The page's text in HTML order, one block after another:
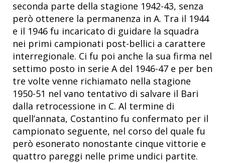
seconda parte della stagione 1942-43, senza
però ottenere la permanenza in A. Tra il 1944
e il 1946 fu incaricato di guidare la squadra
nei primi campionati post-bellici a carattere
interregionale. Ci fu poi anche la sua firma nel
settimo posto in serie A del 1946-47 e per ben
tre volte venne richiamato nella stagione
1950-51 nel vano tentativo di salvare il Bari
dalla retrocessione in C. Al termine di
quell’annata, Costantino fu confermato per il
campionato seguente, nel corso del quale fu
però esonerato nonostante cinque vittorie e
quattro pareggi nelle prime undici partite.